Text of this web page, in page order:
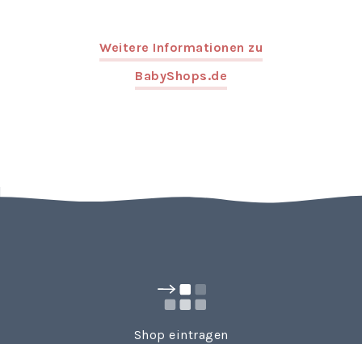
Weitere Informationen zu
BabyShops.de
Shop eintragen